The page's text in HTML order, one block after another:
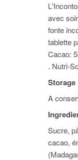
avec
fonte
tablette
Cacao:
. Nutri-
Storage
A
Sucre,
cacao,